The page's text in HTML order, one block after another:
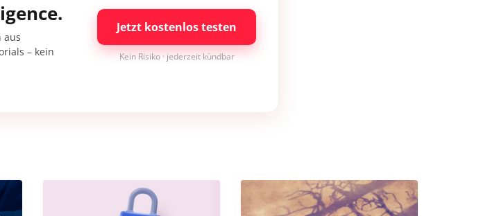
aus
– kein
Jetzt kostenlos testen
Kein Risiko · jederzeit kündbar